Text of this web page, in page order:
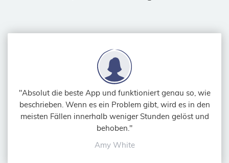
"Absolut die beste App und funktioniert genau so, wie
beschrieben. Wenn es ein Problem gibt, wird es in den
meisten Fällen innerhalb weniger Stunden gelöst und
behoben."
Amy White